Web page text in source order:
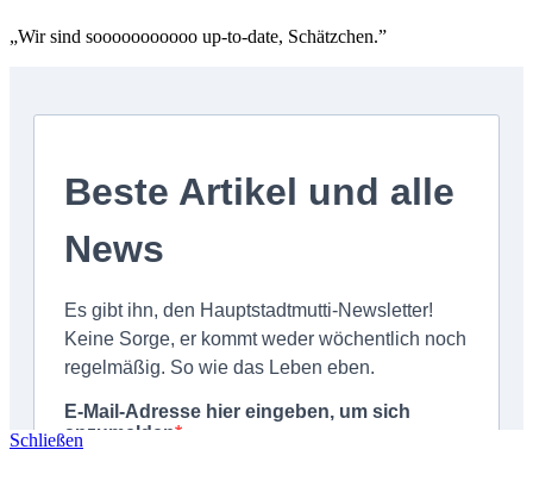
„Wir sind sooooooooooo up-to-date, Schätzchen.”
Schließen